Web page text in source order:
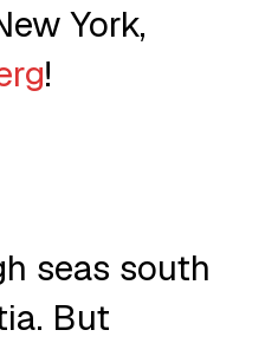
York,
!
seas south
But